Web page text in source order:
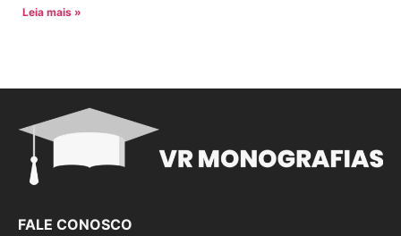
Leia mais »
FALE CONOSCO